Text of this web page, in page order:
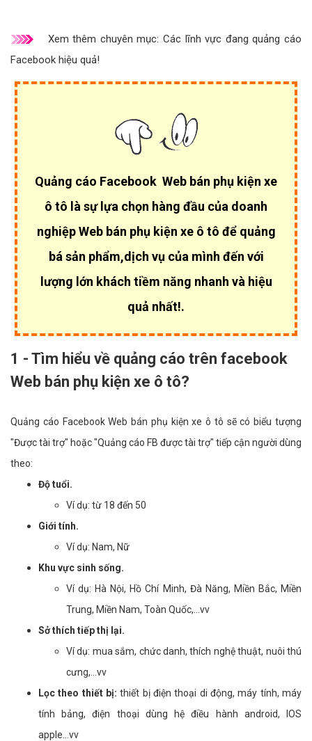
Xem thêm chuyên mục: Các lĩnh vực đang quảng cáo
Facebook hiệu quả!
Quảng cáo Facebook Web bán phụ kiện xe
ô tô là sự lựa chọn hàng đầu của doanh
nghiệp Web bán phụ kiện xe ô tô để quảng
bá sản phẩm,dịch vụ của mình đến với
lượng lớn khách tiềm năng nhanh và hiệu
quả nhất!.
1 - Tìm hiểu về quảng cáo trên facebook
Web bán phụ kiện xe ô tô?
Quảng cáo Facebook Web bán phụ kiện xe ô tô sẽ có biểu tượng
"Được tài trợ" hoặc "Quảng cáo FB được tài trợ" tiếp cận người dùng
theo:
Độ tuổi.
Ví dụ: từ 18 đến 50
Giới tính.
Ví dụ: Nam, Nữ
Khu vực sinh sống.
Ví dụ: Hà Nội, Hồ Chí Minh, Đà Năng, Miền Bắc, Miền
Trung, Miền Nam, Toàn Quốc,...vv
Sở thích tiếp thị lại.
Ví dụ: mua sắm, chức danh, thích nghệ thuật, nuôi thú
cưng,...vv
Lọc theo thiết bị:thiết bị điện thoại di động, máy tính, máy
tính bảng, điện thoại dùng hệ điều hành android, IOS
apple...vv